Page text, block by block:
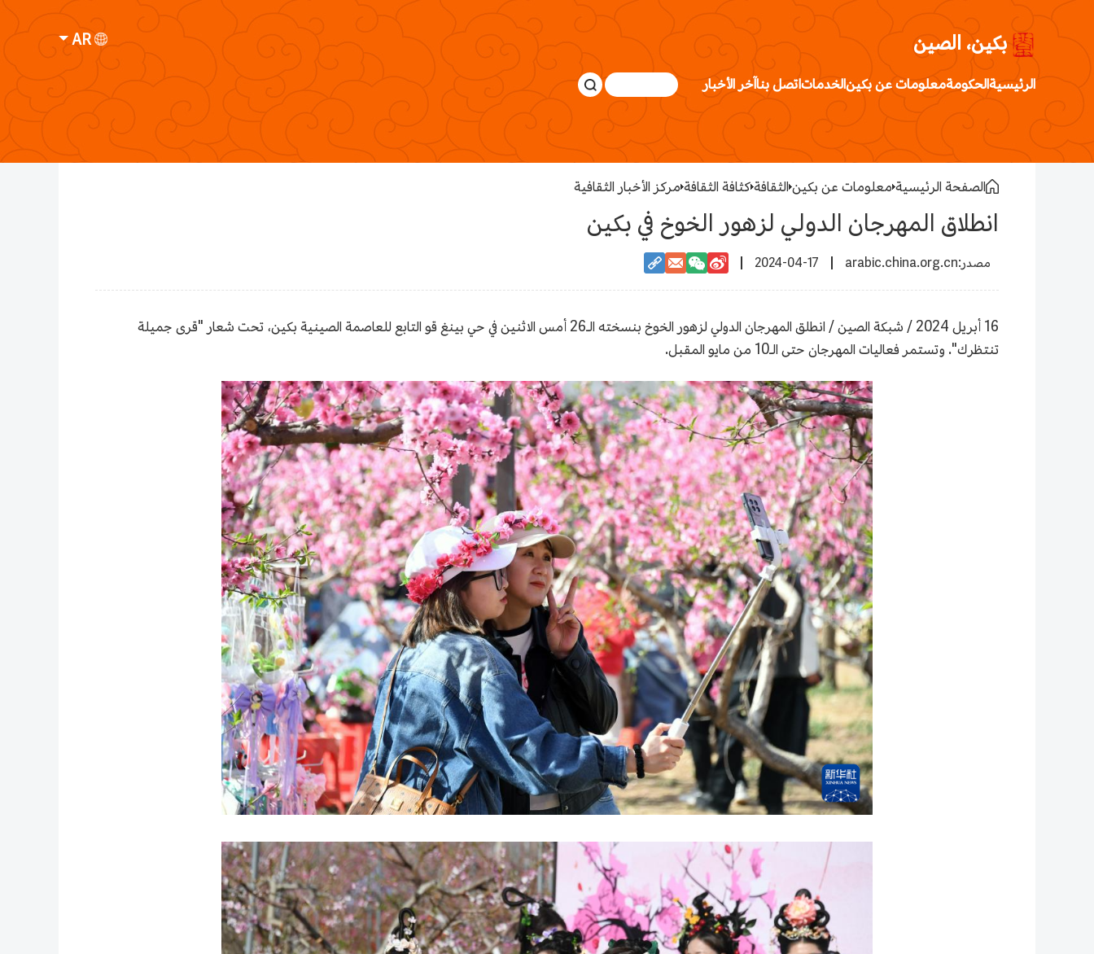
بكين، الصين AR
الرئيسيةالحكومةمعلومات عن بكينالخدماتاتصل بناآخر الأخبار
الصفحة الرئيسية معلومات عن بكين الثقافةكثافة الثقافة مركز الأخبار الثقافية
انطلاق المهرجان الدولي لزهور الخوخ في بكين
arabic.china.org.cn
2024-04-17
16 أبريل 2024 / شبكة الصين / انطلق المهرجان الدولي لزهور الخوخ بنسخته الـ26 أمس الاثنين في حي بينغ قو التابع للعاصمة الصينية بكين، تحت شعار "قرى جميلة
تنتظرك". وتستمر فعاليات المهرجان حتى الـ10 من مايو المقبل.